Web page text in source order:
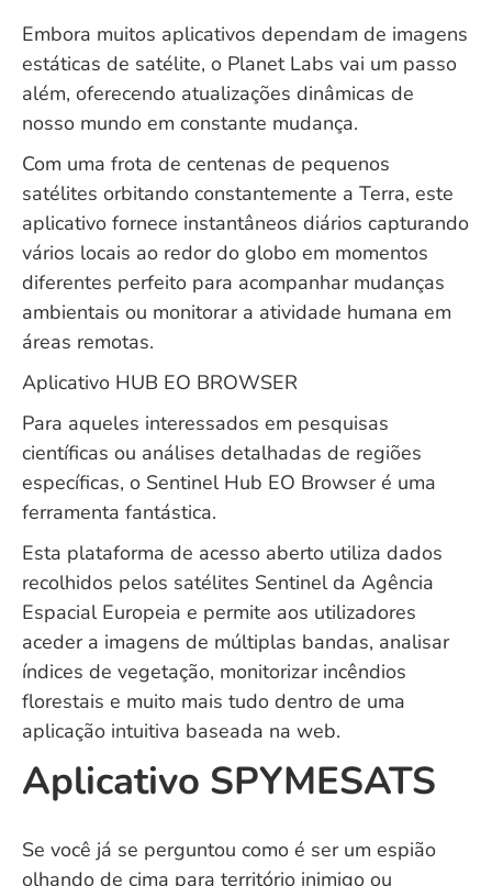
Embora muitos aplicativos dependam de imagens
estáticas de satélite, o Planet Labs vai um passo
além, oferecendo atualizações dinâmicas de
nosso mundo em constante mudança.
Com uma frota de centenas de pequenos
satélites orbitando constantemente a Terra, este
aplicativo fornece instantâneos diários capturando
vários locais ao redor do globo em momentos
diferentes perfeito para acompanhar mudanças
ambientais ou monitorar a atividade humana em
áreas remotas.
Aplicativo HUB EO BROWSER
Para aqueles interessados em pesquisas
científicas ou análises detalhadas de regiões
específicas, o Sentinel Hub EO Browser é uma
ferramenta fantástica.
Esta plataforma de acesso aberto utiliza dados
recolhidos pelos satélites Sentinel da Agência
Espacial Europeia e permite aos utilizadores
aceder a imagens de múltiplas bandas, analisar
índices de vegetação, monitorizar incêndios
florestais e muito mais tudo dentro de uma
aplicação intuitiva baseada na web.
Aplicativo SPYMESATS
Se você já se perguntou como é ser um espião
olhando de cima para território inimigo ou